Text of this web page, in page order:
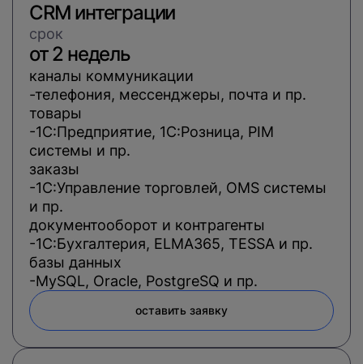
CRM интеграции
cрок
от 2 недель
каналы коммуникации
телефония, мессенджеры, почта и пр.
товары
1С:Предприятие, 1С:Розница, PIM
системы и пр.
заказы
1С:Управление торговлей, OMS системы
и пр.
документооборот и контрагенты
1С:Бухгалтерия, ELMA365, TESSA и пр.
базы данных
MySQL, Oracle, PostgreSQ и пр.
оставить заявку